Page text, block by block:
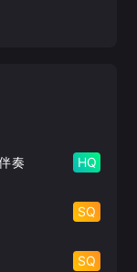
奏 HQ
SQ
SQ